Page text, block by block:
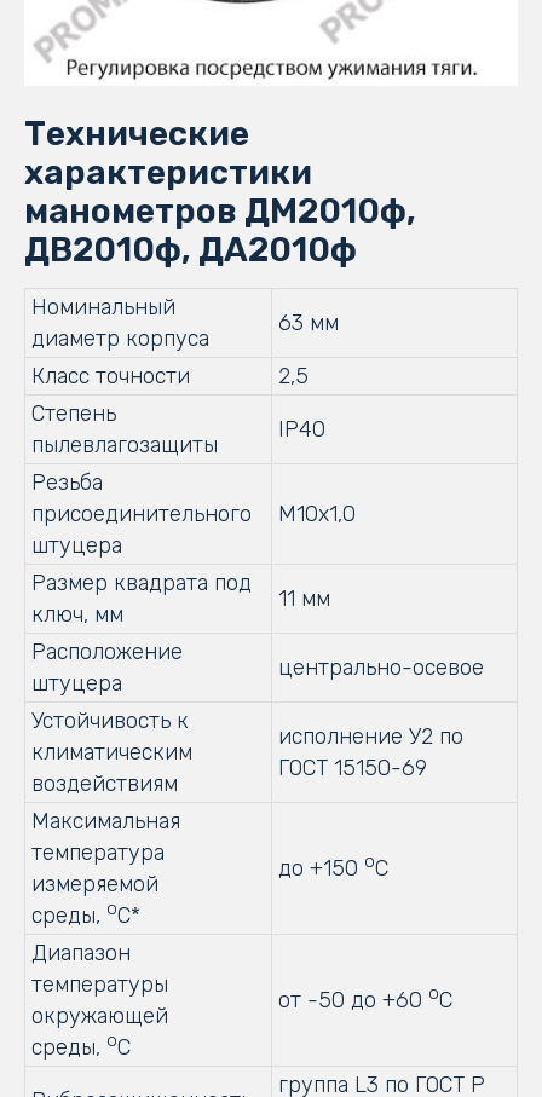
Технические
характеристики
манометров ДМ2010ф,
ДВ2010ф, ДА2010ф
Номинальный
диаметр корпуса
63 мм
Класс точности
2,5
Степень
пылевлагозащиты
IP40
Резьба
присоединительного
штуцера
М10х1,0
Размер квадрата под
ключ, мм
11 мм
Расположение
штуцера
центрально-осевое
Устойчивость к
климатическим
воздействиям
исполнение У2 по
ГОСТ 15150-69
Максимальная
температура
измеряемой
среды, оС*
до +150 оС
Диапазон
температуры
окружающей
среды, оС
от -50 до +60 оС
группа L3 по ГОСТ Р